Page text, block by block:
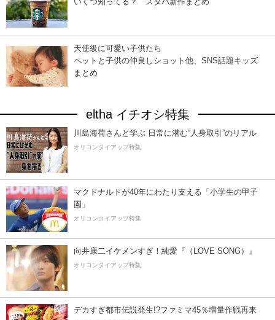
天使級に可愛い子供たち
ペットと子供の仲良しショット他、SNS話題キッズ
まとめ
eltha イチオシ特集
川島海荷さんと学ぶ 日常に潜む“人身取引”のリアル
オリコンタイアップ特集
マクドナルドが40年にわたり支える「小学生の甲子
園」
オリコンタイアップ特集
向井康二イケメンすぎ！純愛『（LOVE SONG）』
オリコンタイアップ特集
デカすぎ都市伝説発生!?ファミマ45％増量作戦再来